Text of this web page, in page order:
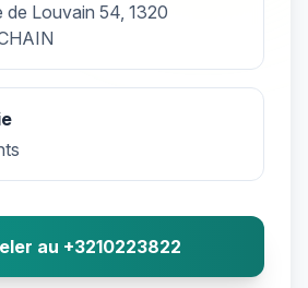
de Louvain 54, 1320
au +3210223822